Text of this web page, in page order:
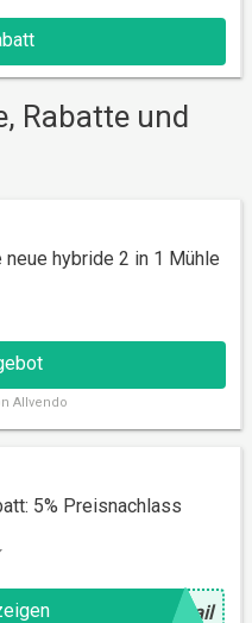
Rabatte und
neue hybride 2 in 1 Mühle
Allvendo
5% Preisnachlass
@ ail